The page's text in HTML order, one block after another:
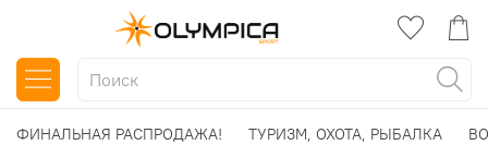
ФИНАЛЬНАЯ РАСПРОДАЖА! ТУРИЗМ, ОХОТА, РЫБАЛКА